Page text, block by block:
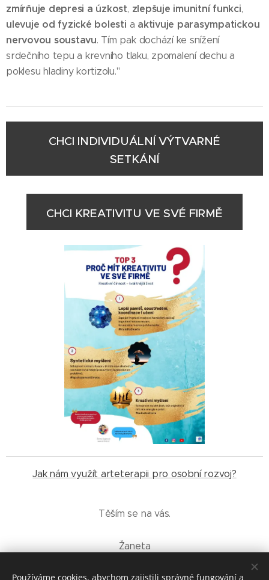
zmírňuje depresi a úzkost, zlepšuje imunitní funkci,
ulevuje od fyzické bolesti a aktivuje parasympatickou
nervovou soustavu. Tím pak dochází ke snížení
srdečního tepu a krevního tlaku, zpomalení dechu a
poklesu hladiny kortizolu."
CHCI INDIVIDUÁLNÍ VÝTVARNÉ
SETKÁNÍ
CHCI KREATIVITU VE SVÉ FIRMĚ
Jak nám využít arteterapii pro osobní rozvoj?
Těším se na vás.
Žaneta
Používáme cookies, abychom zajistili správné fungování a